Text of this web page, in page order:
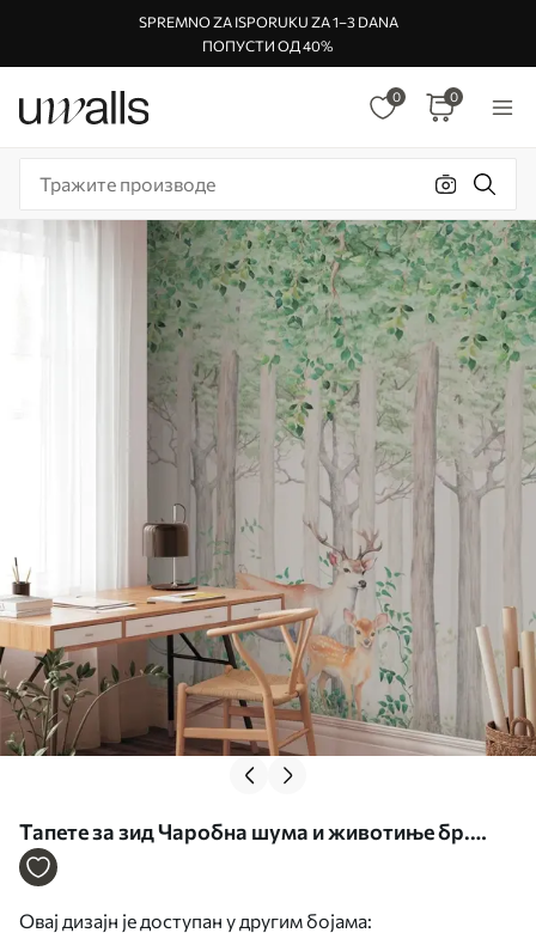
SPREMNO ZA ISPORUKU ZA 1–3 DANA
ПОПУСТИ ОД 40%
0 0
Тапете за зид Чаробна шума и животиње бр.
u97629v2
Овај дизајн је доступан у другим бојама: